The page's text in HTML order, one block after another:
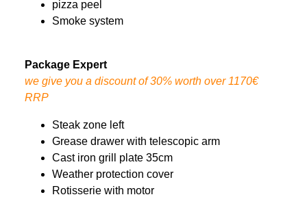
pizza peel
Smoke system
Package Expert
we give you a discount of 30% worth over 1170€
RRP
Steak zone left
Grease drawer with telescopic arm
Cast iron grill plate 35cm
Weather protection cover
Rotisserie with motor